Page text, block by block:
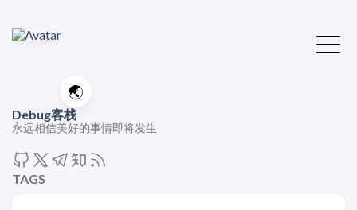
🌏
Debug客栈
永远相信美好的事情即将发生
TAGS